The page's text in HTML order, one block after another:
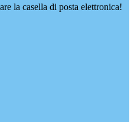
la casella di posta elettronica!